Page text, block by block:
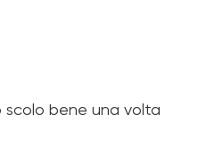
scolo bene una volta